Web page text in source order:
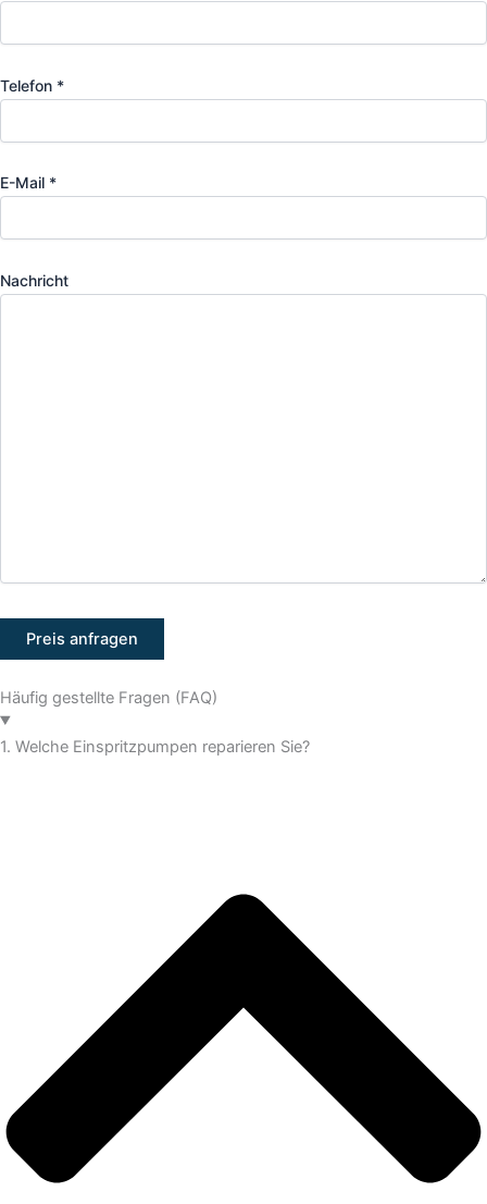
Telefon *
E-Mail *
Nachricht
Häufig gestellte Fragen (FAQ)
1. Welche Einspritzpumpen reparieren Sie?